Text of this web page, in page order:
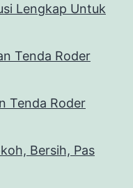
Lengkap Untuk
Tenda Roder
Tenda Roder
Bersih, Pas